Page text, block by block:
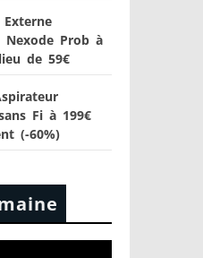
Nexode Prob à
de 59€
Fi à 199€
(-60%)